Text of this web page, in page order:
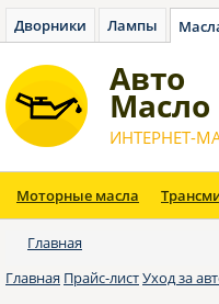
Дворники Лампы
Авто
Масло
ИНТЕРНЕТ-
Моторные масла
Главная
Главная Прайс-листУход за